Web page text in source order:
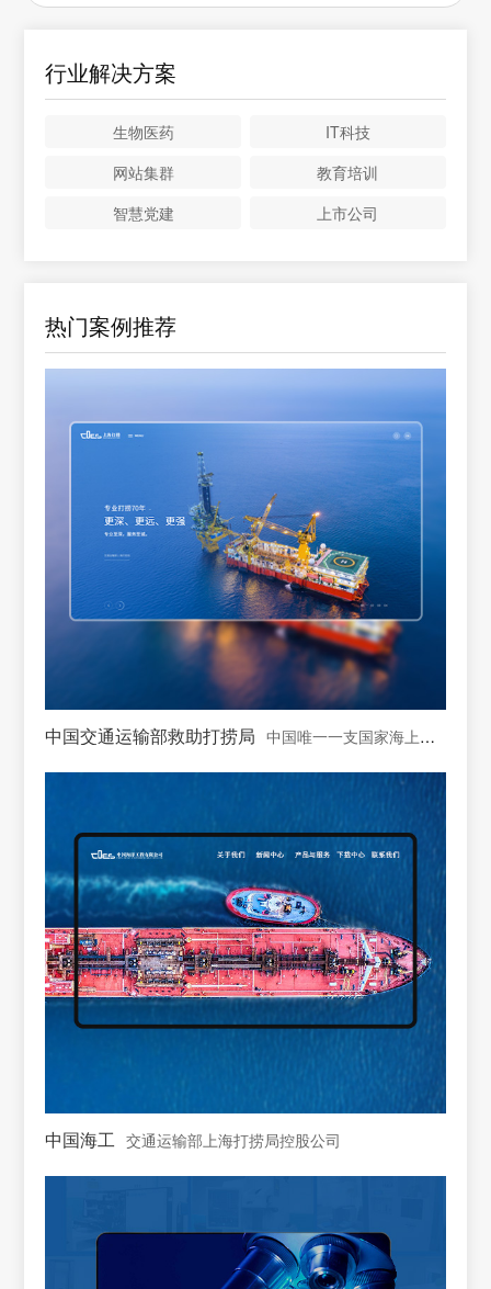
行业解决方案
生物医药
IT科技
网站集群
教育培训
智慧党建
上市公司
热门案例推荐
中国交通运输部救助打捞局 中国唯一一支国家海上专业救助打捞力量
中国海工 交通运输部上海打捞局控股公司